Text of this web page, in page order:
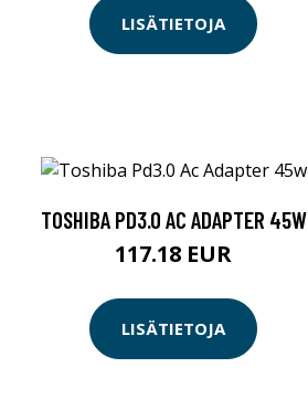
LISÄTIETOJA
TOSHIBA PD3.0 AC ADAPTER 45W
117.18 EUR
LISÄTIETOJA